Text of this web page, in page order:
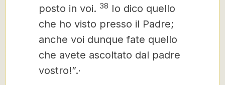
posto in voi. 38 Io dico quello
che ho visto presso il Padre;
anche voi dunque fate quello
che avete ascoltato dal padre
vostro!”.